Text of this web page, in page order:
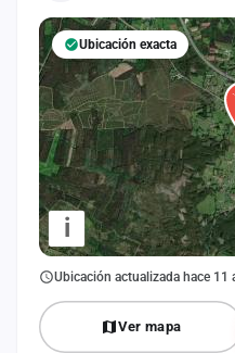
i
Ubicación exacta
Ubicación actualizada hace 11
Ver mapa